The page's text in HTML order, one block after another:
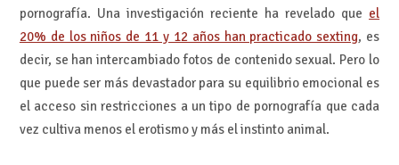
pornografía. Una investigación reciente ha revelado que el
20% de los niños de 11 y 12 años han practicado sexting, es
decir, se han intercambiado fotos de contenido sexual. Pero lo
que puede ser más devastador para su equilibrio emocional es
el acceso sin restricciones a un tipo de pornografía que cada
vez cultiva menos el erotismo y más el instinto animal.